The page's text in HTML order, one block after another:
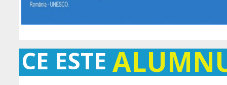
CE ESTE